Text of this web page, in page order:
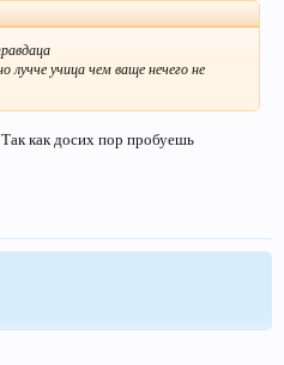
лучче учица чем ваще нечего не
как досих пор пробуешь